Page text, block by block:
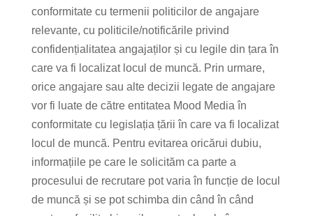
conformitate cu termenii politicilor de angajare
relevante, cu politicile/notificările privind
confidențialitatea angajaților și cu legile din țara în
care va fi localizat locul de muncă. Prin urmare,
orice angajare sau alte decizii legate de angajare
vor fi luate de către entitatea Mood Media în
conformitate cu legislația țării în care va fi localizat
locul de muncă. Pentru evitarea oricărui dubiu,
informațiile pe care le solicităm ca parte a
procesului de recrutare pot varia în funcție de locul
de muncă și se pot schimba din când în când